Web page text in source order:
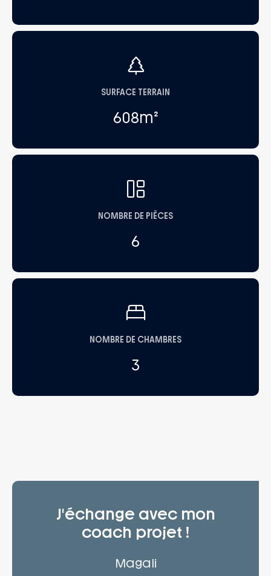
SURFACE TERRAIN
608m²
NOMBRE DE PIÈCES
6
NOMBRE DE CHAMBRES
3
J'échange avec mon
coach projet !
Magali